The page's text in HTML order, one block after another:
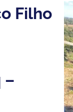
Filho
–